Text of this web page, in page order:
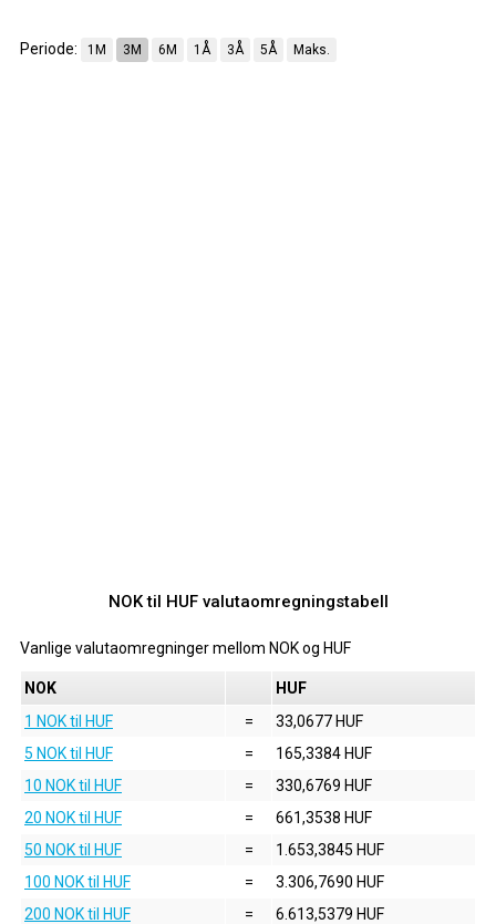
Periode: 1M 3M 6M 1Å 3Å 5Å Maks.
NOK til HUF valutaomregningstabell
Vanlige valutaomregninger mellom NOKog HUF
NOK
HUF
1 NOK til HUF
=
33,0677 HUF
5 NOK til HUF
=
165,3384 HUF
10 NOK til HUF
=
330,6769 HUF
20 NOK til HUF
=
661,3538 HUF
50 NOK til HUF
=
1.653,3845 HUF
100 NOK til HUF
=
3.306,7690 HUF
200 NOK til HUF
=
6.613,5379 HUF